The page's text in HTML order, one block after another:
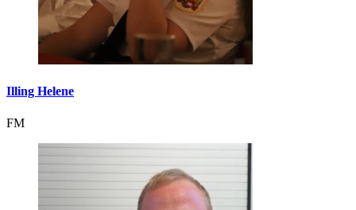
Illing Helene
FM